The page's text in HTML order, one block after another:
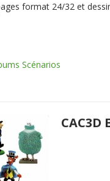
format 24/32 et
Scénarios
CAC3D